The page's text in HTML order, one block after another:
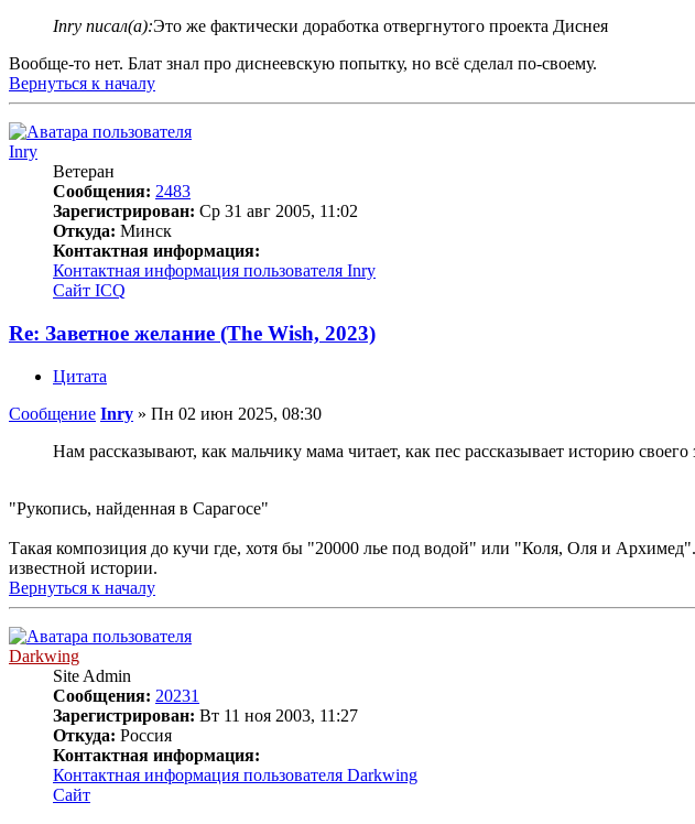
Inry писал(а):Это же фактически доработка отвергнутого проекта Диснея
Вообще-то нет. Блат знал про диснеевскую попытку, но всë сделал по-своему.
Вернуться к началу
Inry
Ветеран
Сообщения: 2483
Зарегистрирован: Ср 31 авг 2005, 11:02
Откуда: Минск
Контактная информация:
Контактная информация пользователя Inry
Сайт ICQ
Re: Заветное желание (The Wish, 2023)
Цитата
Сообщение Inry » Пн 02 июн 2025, 08:30
Нам рассказывают, как мальчику мама читает, как пес рассказывает историю своего
"Рукопись, найденная в Сарагосе"
Такая композиция до кучи где, хотя бы "20000 лье под водой" или "Коля, Оля и
известной истории.
Вернуться к началу
Darkwing
Site Admin
Сообщения: 20231
Зарегистрирован: Вт 11 ноя 2003, 11:27
Откуда: Россия
Контактная информация:
Контактная информация пользователя Darkwing
Сайт